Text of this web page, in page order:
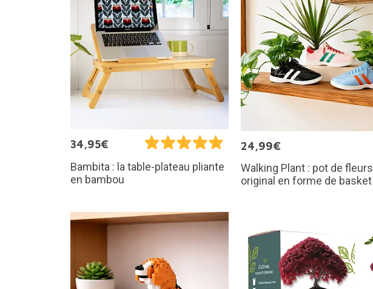
34,95€
Bambita : la table-plateau pliante
en bambou
24,99€
Walking Plant : pot de fleurs
original en forme de basket